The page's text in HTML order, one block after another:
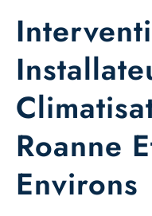
Roanne
Environs